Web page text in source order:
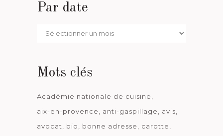
Par date
Par
Mots clés
Académie nationale de cuisine
aix-en-provence
anti-gaspillage
avis
avocat
bio bonne adresse
carotte